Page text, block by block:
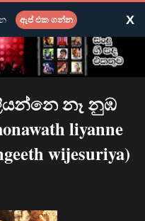
නෑ නුඹ
liyanne
wijesuriya)
ඇප් එක ගන්න X